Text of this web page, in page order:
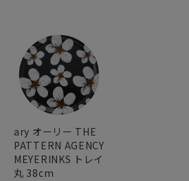
ary オーリー THE
PATTERN AGENCY
MEYERINKS トレイ
丸 38cm